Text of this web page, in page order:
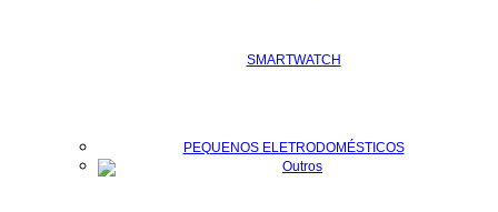
SMARTWATCH
PEQUENOS ELETRODOMÉSTICOS